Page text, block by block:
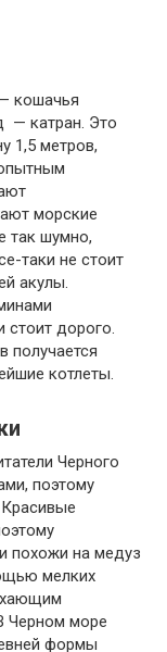
кошачья
— катран. Это
1,5 метров,
морские
так шумно,
таки не стоит
акулы.
стоит дорого.
получается
котлеты.
Черного
поэтому
похожи на медуз
мелких
Черном море
формы